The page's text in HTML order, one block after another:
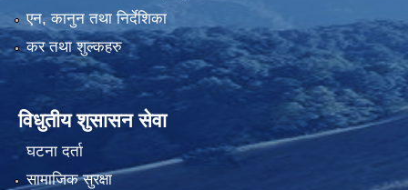
एन, कानुन तथा निर्देशिका
कर तथा शुल्कहरु
विधुतीय शुसासन सेवा
घटना दर्ता
सामाजिक सुरक्षा